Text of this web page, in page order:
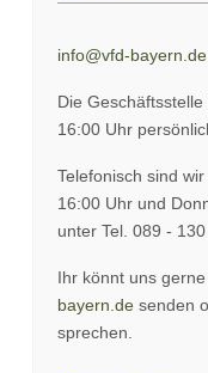
info@vfd-bayern.de
Die
16:00 Uhr
Telefonisch sind
16:00 Uhr und
unter Tel. 089 -
Ihr könnt uns
bayern.de senden
sprechen.